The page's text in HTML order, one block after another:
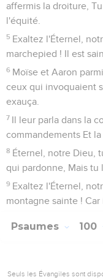
affermis la droiture,
l'équité.
5 Exaltez l'Éternel,
marchepied ! Il est
6 Moïse et Aaron
ceux qui invoquaient
exauça.
7 Il leur parla dans la
commandements Et
8 Éternel, notre Dieu,
qui pardonne, Mais tu
9 Exaltez l'Éternel,
montagne sainte !
Psaumes 100
Seuls les Évangiles sont